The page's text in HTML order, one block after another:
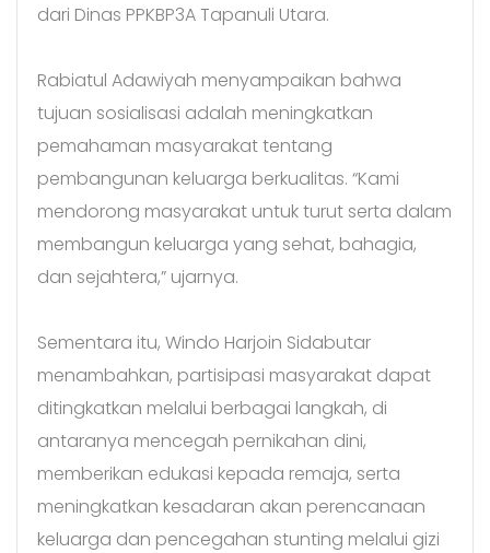
dari Dinas PPKBP3A Tapanuli Utara.
Rabiatul Adawiyah menyampaikan bahwa
tujuan sosialisasi adalah meningkatkan
pemahaman masyarakat tentang
pembangunan keluarga berkualitas. “Kami
mendorong masyarakat untuk turut serta dalam
membangun keluarga yang sehat, bahagia,
dan sejahtera,” ujarnya.
Sementara itu, Windo Harjoin Sidabutar
menambahkan, partisipasi masyarakat dapat
ditingkatkan melalui berbagai langkah, di
antaranya mencegah pernikahan dini,
memberikan edukasi kepada remaja, serta
meningkatkan kesadaran akan perencanaan
keluarga dan pencegahan stunting melalui gizi